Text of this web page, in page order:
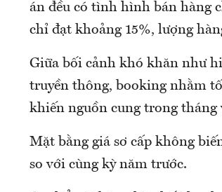
án đều có tình hình bán hàng
chỉ đạt khoảng 15%, lượng
Giữa bối cảnh khó khăn như
truyền thông, booking nhằm
khiến nguồn cung trong tháng
Mặt bằng giá sơ cấp không
so với cùng kỳ năm trước.